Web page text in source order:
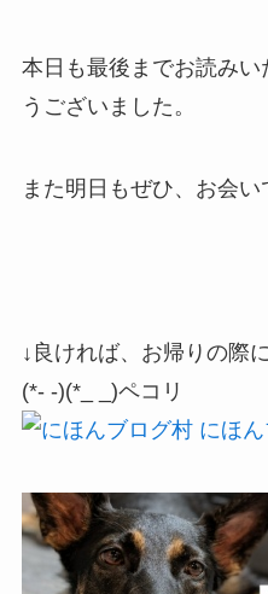
本日も最後までお読みい
うございました。
また明日もぜひ、お会
↓良ければ、お帰りの際
(*- -)(*_ _)ペコリ